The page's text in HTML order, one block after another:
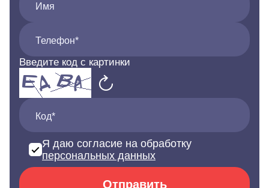
Имя
Телефон*
Введите код с картинки
Код*
Я даю согласие на обработку
персональных данных
Отправить